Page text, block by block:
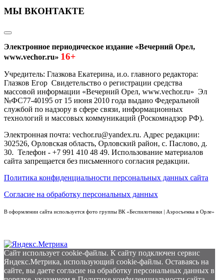
МЫ ВКОНТАКТЕ
Электронное периодическое издание «Вечерний Орел,
www.vechor.ru» 16+
Учредитель: Глазкова Екатерина, и.о. главного редактора:
Глазков Егор Свидетельство о регистрации средства
массовой информации «Вечерний Орел, www.vechor.ru» Эл
№ФС77-40195 от 15 июня 2010 года выдано Федеральной
службой по надзору в сфере связи, информационных
технологий и массовых коммуникаций (Роскомнадзор РФ).
Электронная почта: vechor.ru@yandex.ru. Адрес редакции:
302526, Орловская область, Орловский район, с. Паслово, д.
30. Телефон - +7 991 410 48 49. Использование материалов
сайта запрещается без письменного согласия редакции.
Политика конфиденциальности персональных данных сайта
Согласие на обработку персональных данных
В оформлении сайта используется фото группы ВК «Беспилотники | Аэросъемка в Орле»
Сайт использует cookie-файлы. К cайту подключен сервис
Яндекс.Метрика, использующий cookie-файлы. Оставаясь на
сайте, вы даете согласие на обработку персональных данных в